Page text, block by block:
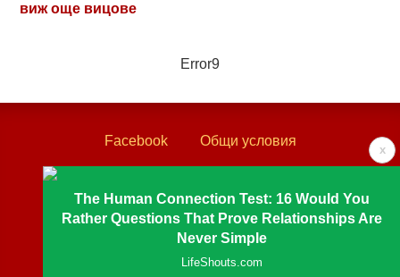
виж още вицове
Error9
x
The Human Connection Test: 16 Would You
Rather Questions That Prove Relationships Are
Never Simple
LifeShouts.com
Facebook Общи условия
Политика за поверителност
Контакти
Textove.com © 2003 - 2026